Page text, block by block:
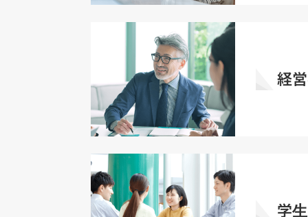
経
学